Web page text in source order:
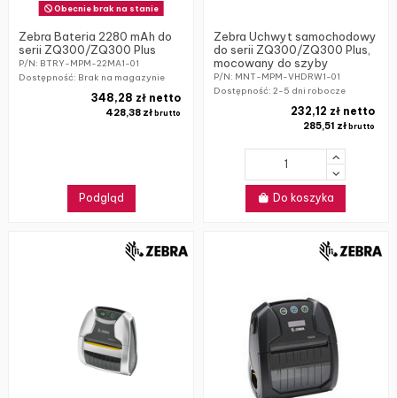
Obecnie brak na stanie
Zebra Bateria 2280 mAh do
serii ZQ300/ZQ300 Plus
P/N: BTRY-MPM-22MA1-01
Dostępność: Brak na magazynie
428,38 zł brutto
348,28 zł netto
Podgląd
Zebra Uchwyt samochodowy
do serii ZQ300/ZQ300 Plus,
mocowany do szyby
P/N: MNT-MPM-VHDRW1-01
Dostępność: 2-5 dni robocze
285,51 złbrutto
232,12 zł netto
Do koszyka